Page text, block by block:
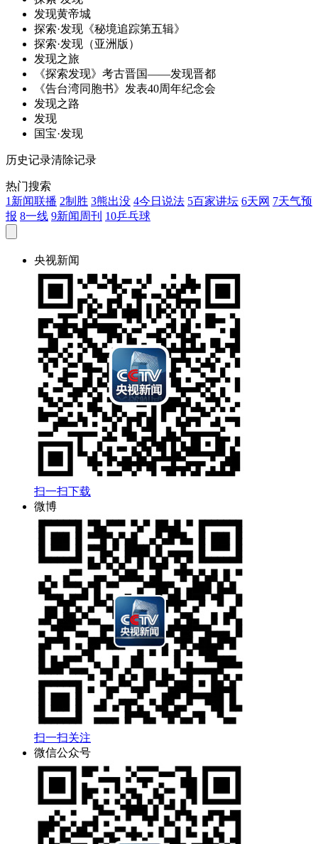
发现黄帝城
探索·发现《秘境追踪第五辑》
探索·发现（亚洲版）
发现之旅
《探索发现》考古晋国——发现晋都
《告台湾同胞书》 发表40周年纪念会
发现之路
发现
国宝·发现
历史记录清除记录
热门搜索
1 新闻联播 2制胜 3熊出没 4今日说法 5百家讲坛 6天网 7天气预
报 8一线 9新闻周刊 10乒乓球
央视新闻
扫一扫下载
微博
扫一扫关注
微信公众号